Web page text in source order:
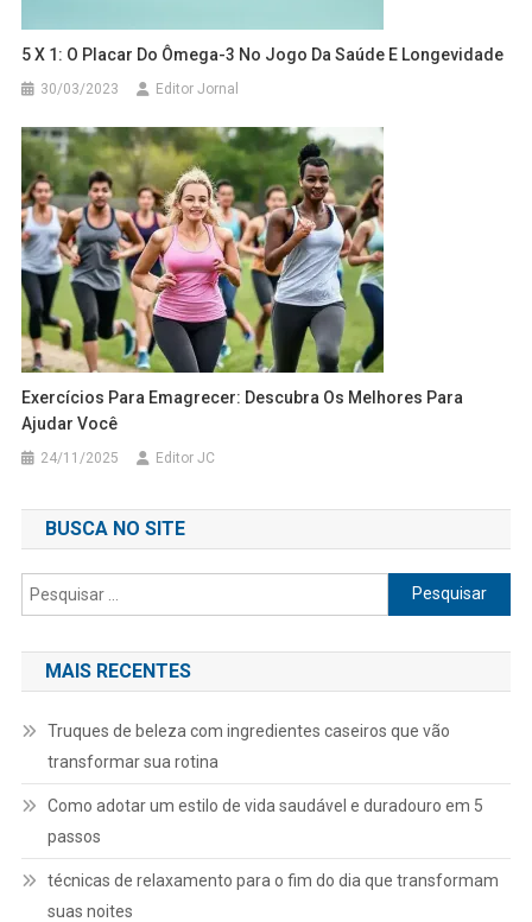
5 X 1: O Placar Do Ômega-3 No Jogo Da Saúde E Longevidade
30/03/2023 Editor Jornal
Exercícios Para Emagrecer: Descubra Os Melhores Para
Ajudar Você
24/11/2025 Editor JC
BUSCA NO SITE
Pesquisar
por:
MAIS RECENTES
Truques de beleza com ingredientes caseiros que vão
transformar sua rotina
Como adotar um estilo de vida saudável e duradouro em 5
passos
técnicas de relaxamento para o fim do dia que transformam
suas noites